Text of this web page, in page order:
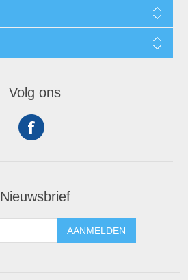
Volg ons
Nieuwsbrief
AANMELDEN